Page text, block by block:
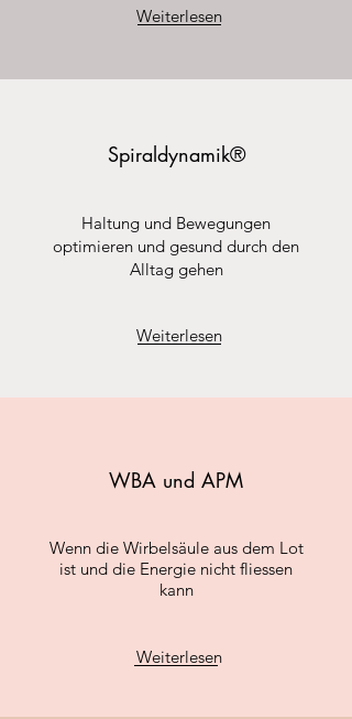
Weiterlesen
Spiraldynamik®
Haltung und Bewegungen
optimieren und gesund durch den
Alltag gehen
Weiterlesen
WBA und APM
Wenn die Wirbelsäule aus dem Lot
ist und die Energie nicht fliessen
kann
Weiterlesen